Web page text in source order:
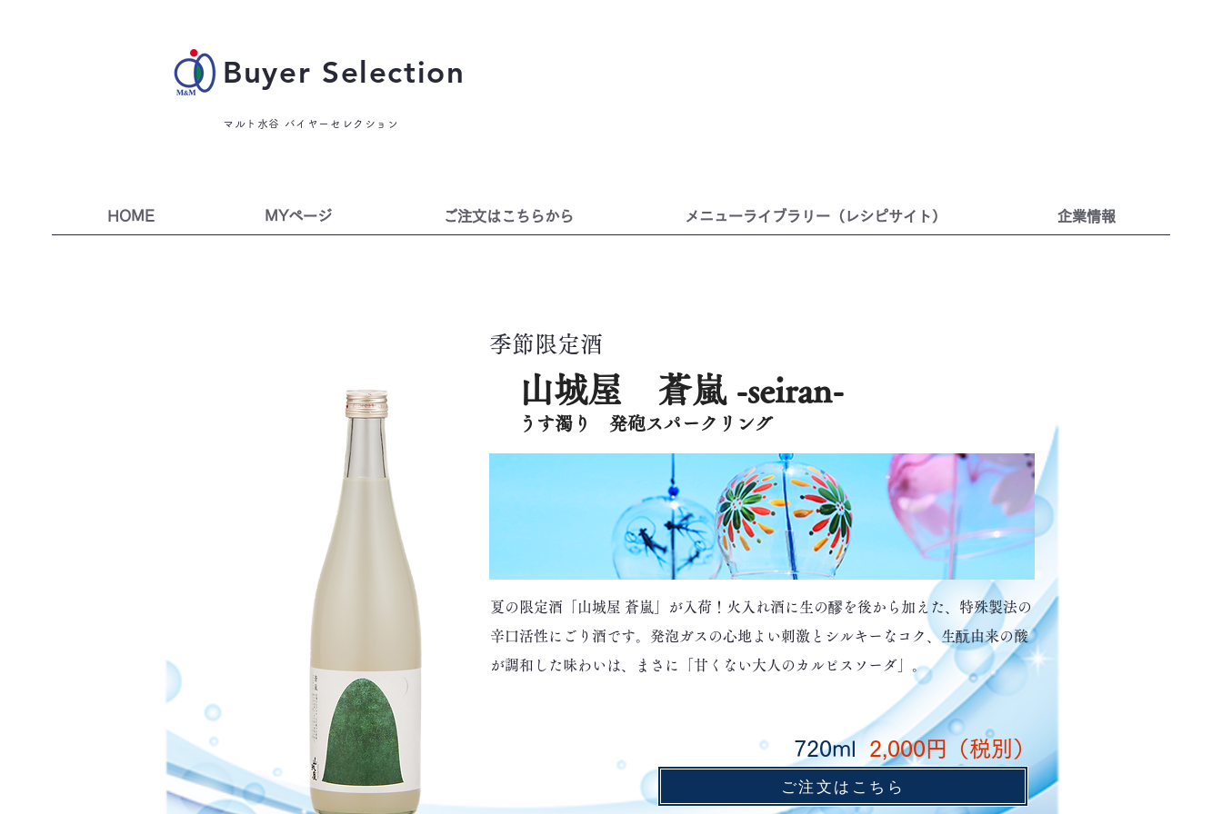
Buyer Selection
マルト水谷 バイヤーセレクション
HOME MYページ ご注文はこちらから メニューライブラリー（レシピサイト） 企業情報
ご注文はこちら
夏の限定酒「山城屋 蒼嵐」が入荷！火入れ酒に生の醪を後から加えた、特殊製法の
辛口活性にごり酒です。発泡ガスの心地よい刺激とシルキーなコク、生酛由来の酸
が調和した味わいは、まさに「甘くない大人のカルピスソーダ」。
720ml 2,000円（税別）
山城屋 蒼嵐 -seiran-
​季節限定酒
うす濁り 発砲スパークリング